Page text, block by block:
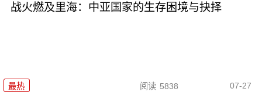
战火燃及里海：中亚国家的生存困境与抉择
最热 阅读 5838 07-27